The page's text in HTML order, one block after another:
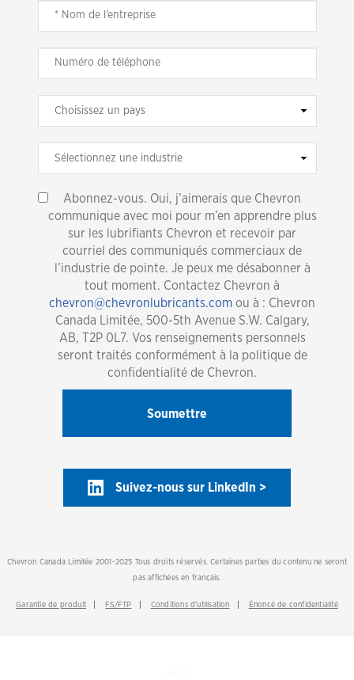
Abonnez-vous. Oui, j’aimerais que Chevron
communique avec moi pour m’en apprendre plus
sur les lubrifiants Chevron et recevoir par
courriel des communiqués commerciaux de
l’industrie de pointe. Je peux me désabonner à
tout moment. Contactez Chevron à
chevron@chevronlubricants.com ou à : Chevron
Canada Limitée, 500-5th Avenue S.W. Calgary,
AB, T2P 0L7. Vos renseignements personnels
seront traités conformément à la politique de
confidentialité de Chevron.
Suivez-nous sur LinkedIn >
Chevron Canada Limitée 2001-2025 Tous droits réservés. Certaines parties du contenu ne seront
pas affichées en français.
Garantie de produit FS/FTP Conditions d’utilisation Énoncé de confidentialité